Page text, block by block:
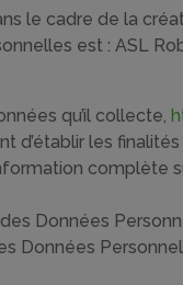
le cadre de la
est : ASL
qu’il collecte,
d’établir les
complète
Données
Données